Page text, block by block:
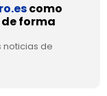
como
forma
noticias de